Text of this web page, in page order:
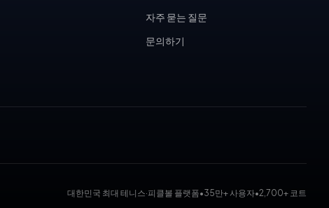
자주 묻는 질문
문의하기
대한민국 최대 테니스·피클볼 플랫폼•35만+ 사용자•2,700+ 코트